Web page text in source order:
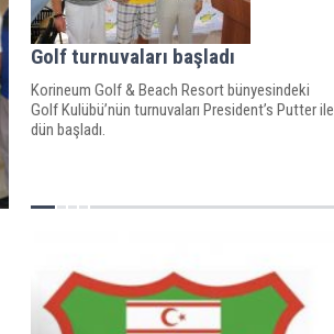
Golf turnuvaları başladı
Korineum Golf & Beach Resort bünyesindeki
Golf Kulübü’nün turnuvaları President’s Putter ile
dün başladı.